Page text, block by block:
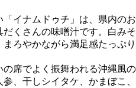
イナムドゥチ」は、県内のお
くさんの味噌汁です。白みそ
ろやかながら満足感たっぷり
の席でよく振舞われる沖縄風の
、干しシイタケ、かまぼこ、